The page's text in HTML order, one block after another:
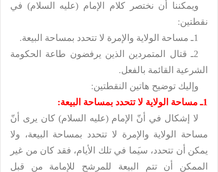
ويمكننا أن نختصر كلام الإمام (عليه السلام) في
نقطتين:
1ـ مساحة الولاية والإمرة لا تتحدد بمساحة البيعة.
2ـ قتال المتمردين الذين يرفضون طاعة الحكومة
الشرعية القائمة بالفعل.
وإليك توضيح هاتين النقطتين:
1ـ مساحة الولاية لا تتحدد بمساحة البيعة:
لا إشكال في أنّ الإمام (عليه السلام) كان يرى أنّ
مساحة الولاية والإمرة لا تتحدد بمساحة البيعة، ولا
يمكن أن تتحدد، سيما في تلك الأيام، فقد كان من غير
الممكن أن تتم
البيعة للمرشح للإمامة من قبل